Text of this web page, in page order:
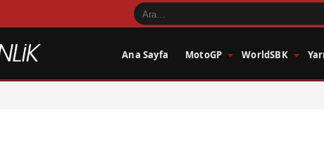
Ana Sayfa MotoGP WorldSBK